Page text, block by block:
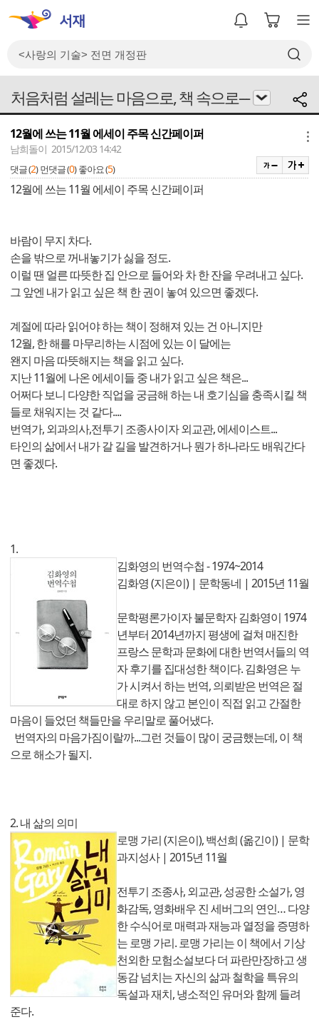
처음처럼 설레는 마음으로, 책 속으로---
12월에 쓰는 11월 에세이 주목 신간페이퍼
남희돌이 2015/12/03 14:42
댓글 (2) 먼댓글 (0) 좋아요 (5)
12월에 쓰는 11월 에세이 주목 신간페이퍼
바람이 무지 차다.
손을 밖으로 꺼내놓기가 싫을 정도.
이럴 땐 얼른 따뜻한 집 안으로 들어와 차 한 잔을 우려내고 싶다.
그 앞엔 내가 읽고 싶은 책 한 권이 놓여 있으면 좋겠다.
계절에 따라 읽어야 하는 책이 정해져 있는 건 아니지만
12월, 한 해를 마무리하는 시점에 있는 이 달에는
왠지 마음 따뜻해지는 책을 읽고 싶다.
지난 11월에 나온 에세이들 중 내가 읽고 싶은 책은...
어쩌다 보니 다양한 직업을 궁금해 하는 내 호기심을 충족시킬 책
들로 채워지는 것 같다....
번역가, 외과의사,전투기 조종사이자 외교관, 에세이스트...
타인의 삶에서 내가 갈 길을 발견하거나 뭔가 하나라도 배워간다
면 좋겠다.
1.
김화영의 번역수첩 - 1974~2014
김화영 (지은이) | 문학동네 | 2015년 11월
문학평론가이자 불문학자 김화영이 1974
년부터 2014년까지 평생에 걸쳐 매진한
프랑스 문학과 문화에 대한 번역서들의 역
자 후기를 집대성한 책이다. 김화영은 누
가 시켜서 하는 번역, 의뢰받은 번역은 절
대로 하지 않고 본인이 직접 읽고 간절한
마음이 들었던 책들만을 우리말로 풀어냈다.
번역자의 마음가짐이랄까...그런 것들이 많이 궁금했는데, 이 책
으로 해소가 될지.
2. 내 삶의 의미
로맹 가리 (지은이), 백선희 (옮긴이) | 문학
과지성사 | 2015년 11월
전투기 조종사, 외교관, 성공한 소설가, 영
화감독, 영화배우 진 세버그의 연인… 다양
한 수식어로 매력과 재능과 열정을 증명하
는 로맹 가리. 로맹 가리는 이 책에서 기상
천외한 모험소설보다 더 파란만장하고 생
동감 넘치는 자신의 삶과 철학을 특유의
독설과 재치, 냉소적인 유머와 함께 들려
준다.